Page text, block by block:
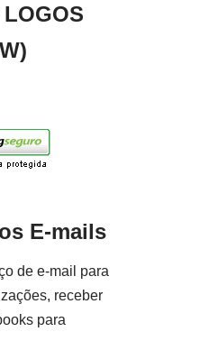
E-mails
de e-mail para
receber
para